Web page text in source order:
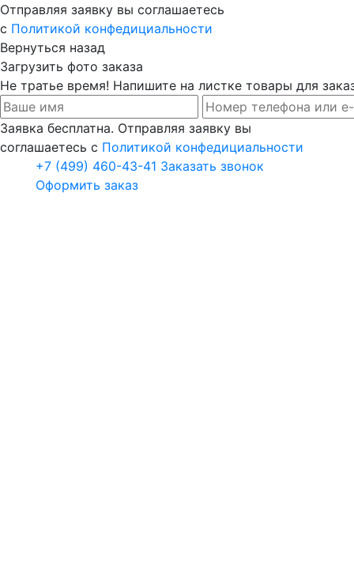
Отправляя заявку вы соглашаетесь
с Политикой конфедициальности
Вернуться назад
Загрузить фото заказа
Не тратье время! Напишите на листке товары для
Заявка бесплатна. Отправляя заявку вы
соглашаетесь с Политикой конфедициальности
+7 (499) 460-43-41 Заказать звонок
Оформить заказ